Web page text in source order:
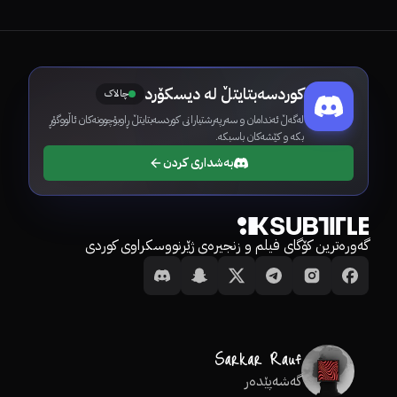
کوردسەبتایتڵ لە دیسکۆرد چالاک
لەگەڵ ئەندامان و سەرپەرشتیارانی کوردسەبتایتڵ ڕاوبۆچوونەکان ئاڵووگۆڕ
بکە و کێشەکان باسبکە.
بەشداری کردن
گەورەترین کۆگای فیلم و زنجیرەی ژێرنووسکراوی کوردی
گەشەپێدەر